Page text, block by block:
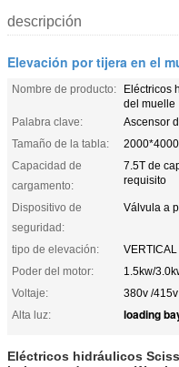
descripción
Elevación por tijera en el
Nombre de producto:
Eléctricos
del muelle
Palabra clave:
Ascensor
Tamaño de la tabla:
Capacidad de
cargamento:
7.5T de
requisito
Dispositivo de
seguridad:
Válvula a
tipo de elevación:
VERTICAL
Poder del motor:
1.5kw/
Voltaje:
380v /
Alta luz:
loading
Eléctricos hidráulicos